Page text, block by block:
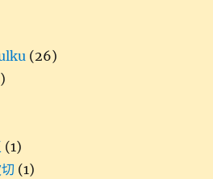
(26)
(1)
(1)